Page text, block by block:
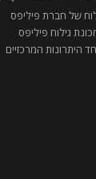
של חברת פיליפס
גילוח פיליפס
היתרונות המרכזיים